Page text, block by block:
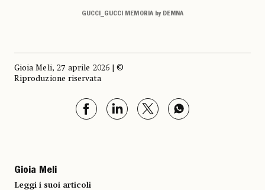
GUCCI_GUCCI MEMORIA by DEMNA
Gioia Meli, 27 aprile 2026 | ©
Riproduzione riservata
Gioia Meli
Leggi i suoi articoli